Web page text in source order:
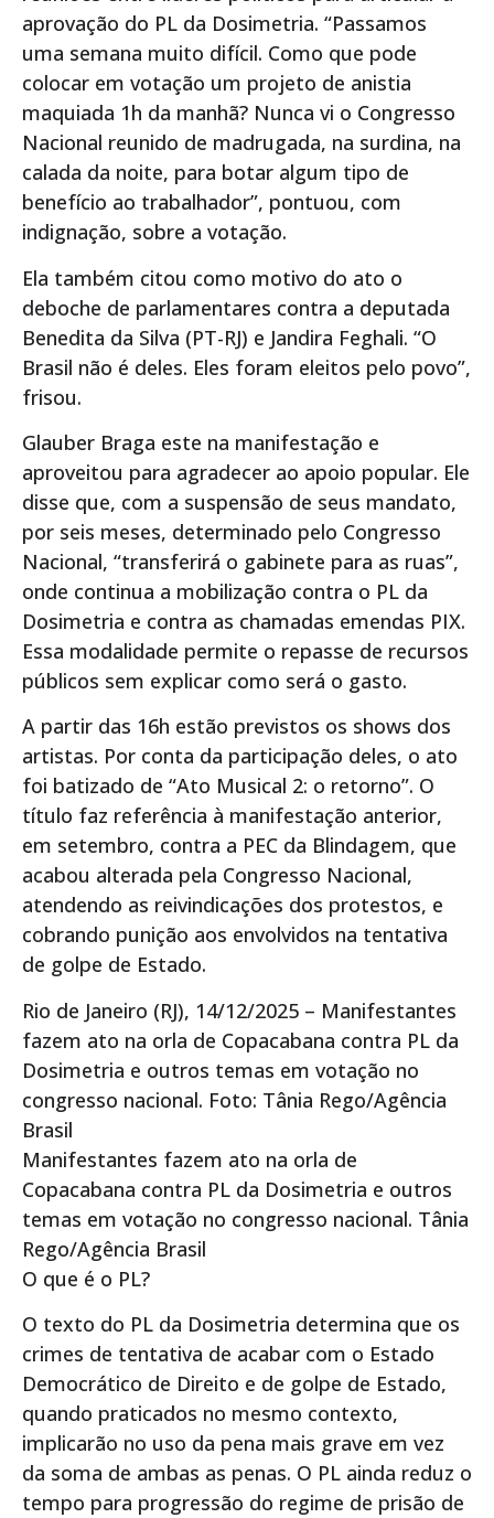
aprovação do PL da Dosimetria. “Passamos
uma semana muito difícil. Como que pode
colocar em votação um projeto de anistia
maquiada 1h da manhã? Nunca vi o Congresso
Nacional reunido de madrugada, na surdina, na
calada da noite, para botar algum tipo de
benefício ao trabalhador”, pontuou, com
indignação, sobre a votação.
Ela também citou como motivo do ato o
deboche de parlamentares contra a deputada
Benedita da Silva (PT-RJ) e Jandira Feghali. “O
Brasil não é deles. Eles foram eleitos pelo povo”,
frisou.
Glauber Braga este na manifestação e
aproveitou para agradecer ao apoio popular. Ele
disse que, com a suspensão de seus mandato,
por seis meses, determinado pelo Congresso
Nacional, “transferirá o gabinete para as ruas”,
onde continua a mobilização contra o PL da
Dosimetria e contra as chamadas emendas PIX.
Essa modalidade permite o repasse de recursos
públicos sem explicar como será o gasto.
A partir das 16h estão previstos os shows dos
artistas. Por conta da participação deles, o ato
foi batizado de “Ato Musical 2: o retorno”. O
título faz referência à manifestação anterior,
em setembro, contra a PEC da Blindagem, que
acabou alterada pela Congresso Nacional,
atendendo as reivindicações dos protestos, e
cobrando punição aos envolvidos na tentativa
de golpe de Estado.
Rio de Janeiro (RJ), 14/12/2025 – Manifestantes
fazem ato na orla de Copacabana contra PL da
Dosimetria e outros temas em votação no
congresso nacional. Foto: Tânia Rego/Agência
Brasil
Manifestantes fazem ato na orla de
Copacabana contra PL da Dosimetria e outros
temas em votação no congresso nacional. Tânia
Rego/Agência Brasil
O que é o PL?
O texto do PL da Dosimetria determina que os
crimes de tentativa de acabar com o Estado
Democrático de Direito e de golpe de Estado,
quando praticados no mesmo contexto,
implicarão no uso da pena mais grave em vez
da soma de ambas as penas. O PL ainda reduz o
tempo para progressão do regime de prisão de